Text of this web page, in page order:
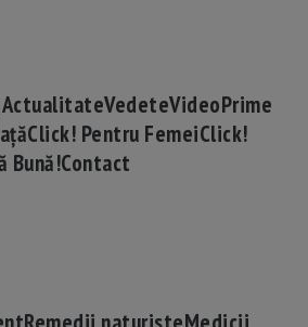
ActualitateVedeteVideoPrime
Click! Pentru FemeiClick!
Bună!Contact